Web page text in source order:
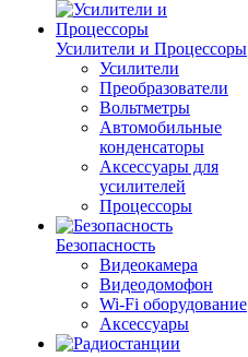
Усилители и Процессоры
Усилители
Преобразователи
Вольтметры
Автомобильные
конденсаторы
Аксессуары для
усилителей
Процессоры
Безопасность
Видеокамера
Видеодомофон
Wi-Fi оборудование
Аксессуары